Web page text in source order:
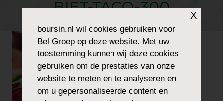
BIET-TACO-300 X
boursin.nl wil cookies gebruiken voor
Bel Groep op deze website. Met uw
toestemming kunnen wij deze cookies
gebruiken om de prestaties van onze
website te meten en te analyseren en
om u gepersonaliseerde content en